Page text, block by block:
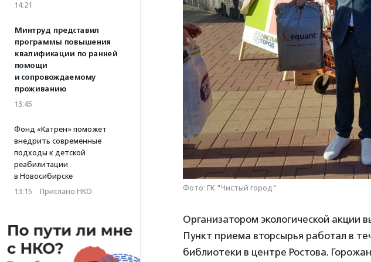
14:21
Минтруд представил
программы повышения
квалификации по ранней
помощи
и сопровождаемому
проживанию
13:45
Фонд «Катрен» поможет
внедрить современные
подходы к детской
реабилитации
в Новосибирске
13:15 · Прислано НКО Фото: ГК "Чистый город"
Организатором экологической акции
Пункт приема вторсырья работал в
библиотеки в центре Ростова.